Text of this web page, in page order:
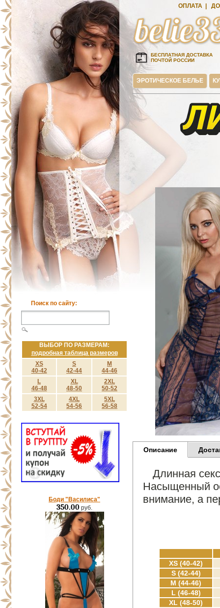
Поиск по сайту:
ВЫБОР ПО РАЗМЕРАМ:
подробная таблица размеров
XS
40-42
S
42-44
M
44-46
L
46-48
XL
48-50
2XL
50-52
3XL
52-54
4XL
54-56
5XL
56-58
Боди "Василиса"
350.00 руб.
ОПЛАТА
БЕСПЛАТНАЯ ДОСТАВКА
ПОЧТОЙ РОССИИ
ЭРОТИЧЕСКОЕ БЕЛЬЕ
Описание
Длинная
Насыщенный
внимание, а
XS (40-42)
S (42-44)
M (44-46)
L (46-48)
XL (48-50)